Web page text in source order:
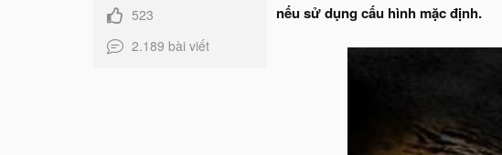
523
2.189 bài viết
nếu sử dụng cấu hình mặc định.